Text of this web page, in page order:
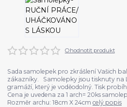
Ohodnotit produkt
Sada samolepek pro zkrášlení Vašich
zákazníky. Samolepky jsou tisknuty na
gramáží, který je voděodolný. Tisk
Cena je uvedena za 1 arch= 20ks
Rozměr archu: 18cm X 24cm celý popis